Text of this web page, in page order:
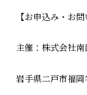
【お申込み・お問
主催：株式会社南
岩手県二戸市福岡